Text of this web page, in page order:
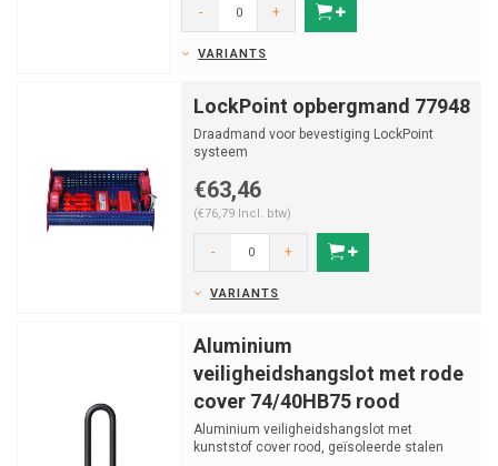
- +
VARIANTS
LockPoint opbergmand 77948
Draadmand voor bevestiging LockPoint
systeem
€63,46
(€76,79 Incl. btw)
- +
VARIANTS
Aluminium
veiligheidshangslot met rode
cover 74/40HB75 rood
Aluminium veiligheidshangslot met
kunststof cover rood, geïsoleerde stalen